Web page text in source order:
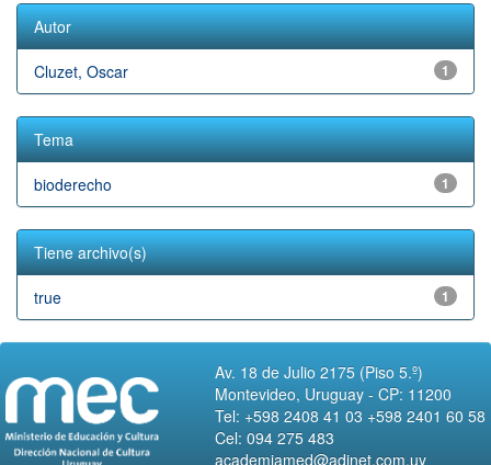
Autor
1
Cluzet, Oscar
Tema
1
bioderecho
Tiene archivo(s)
1
true
Av. 18 de Julio 2175 (Piso 5.º)
Montevideo, Uruguay - CP: 11200
Tel: +598 2408 41 03 +598 2401 60 58
Cel: 094 275 483
academiamed@adinet.com.uy